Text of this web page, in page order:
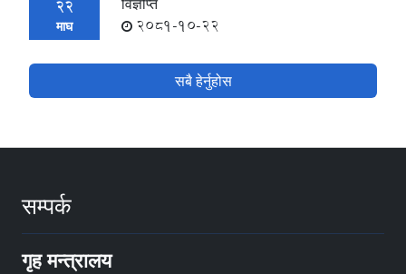
22
माघ 2081-10-22
सबै हेर्नुहोस
सम्पर्क
गृह मन्त्रालय